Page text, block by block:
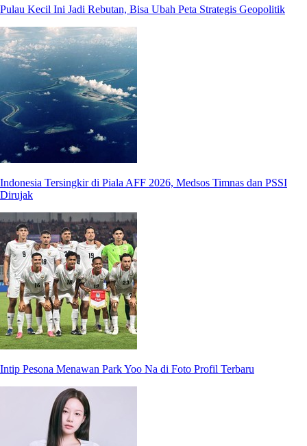
Pulau Kecil Ini Jadi Rebutan, Bisa Ubah Peta Strategis Geopolitik
Indonesia Tersingkir di Piala AFF 2026, Medsos Timnas dan PSSI
Dirujak
Intip Pesona Menawan Park Yoo Na di Foto Profil Terbaru